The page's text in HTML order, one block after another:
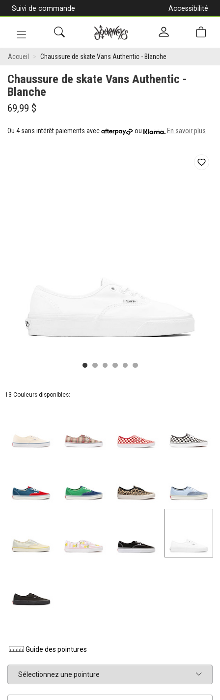
Suivi de commande
Accessibilité
en
Chaussure
de
skate
Vans
Authentic
Accueil Chaussure de skate Vans Authentic - Blanche
Chaussure de skate Vans Authentic -
Blanche
69,99 $
Ou 4 sans intérêt paiements avec ou En savoir plus
13 Couleurs disponibles:
Guide des pointures